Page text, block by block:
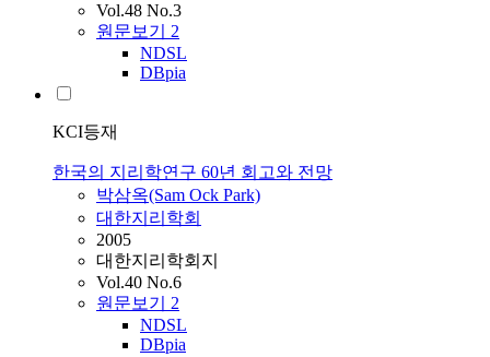
Vol.48 No.3
원문보기 2
NDSL
DBpia
KCI등재
한국의 지리학연구 60년 회고와 전망
박삼옥(Sam Ock Park)
대한지리학회
2005
대한지리학회지
Vol.40 No.6
원문보기 2
NDSL
DBpia